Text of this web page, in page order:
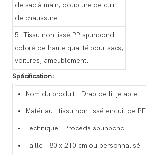
de sac à main, doublure de cuir
de chaussure
5. Tissu non tissé PP spunbond
coloré de haute qualité pour sacs,
voitures, ameublement.
Spécification:
Nom du produit : Drap de lit jetable
Matériau : tissu non tissé enduit de PE
Technique : Procédé spunbond
Taille : 80 x 210 cm ou personnalisé